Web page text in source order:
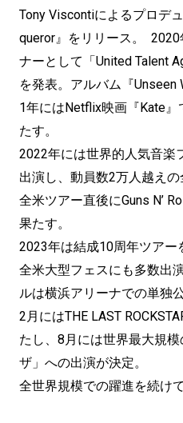
Tony Viscontiによるプロデ
queror』をリリース。
ナーとして「United Talent
を発表。アルバム『
1年にはNetflix映画『Kate
たす。
2022年には世界的人気音楽
出演し、動員数2万人越えの
全米ツアー直後にGuns N’
果たす。
2023年は結成10周年ツアー
全米大型フェスにも多数出
ルは横浜アリーナでの単独
2月にはTHE LAST
たし、8月には世界最大規
ザ」への出演が決定。
全世界規模での躍進を続けて